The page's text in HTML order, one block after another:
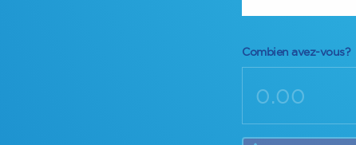
Combien avez-vous?